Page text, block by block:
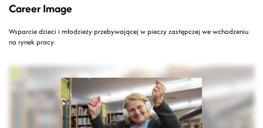
Career Image
Wsparcie dzieci i młodzieży przebywającej w pieczy zastępczej we wchodzeniu
na rynek pracy.